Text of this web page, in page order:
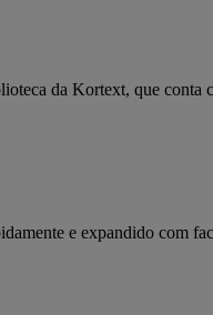
da Kortext, que
e expandido com